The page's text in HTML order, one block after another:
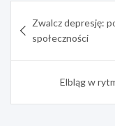
wpisu
Zwalcz depresję:
społeczności
Elbląg w